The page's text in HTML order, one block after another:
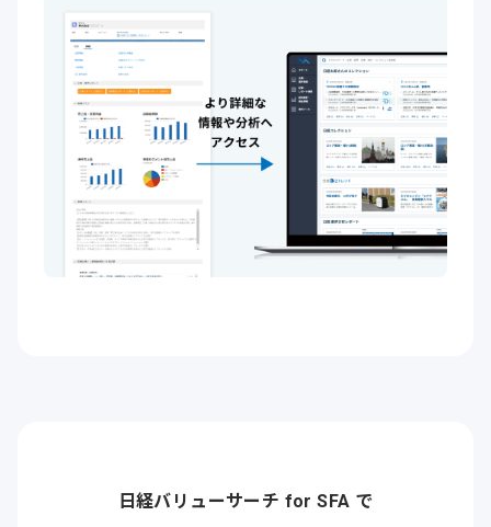
日経バリューサーチ for SFA で